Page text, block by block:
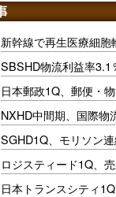
新幹線で再生医療細
SBSHD物流利益率3.1
日本郵政1Q、郵便・
NXHD中間期、国際物
SGHD1Q、モリソン
ロジスティード1Q、
日本トランスシティ